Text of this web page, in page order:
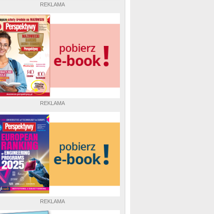
REKLAMA
REKLAMA
REKLAMA